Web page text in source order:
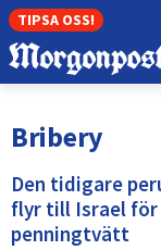
TIPSA OSS!
Bribery
Den tidigare
flyr till Israel
penningtvätt